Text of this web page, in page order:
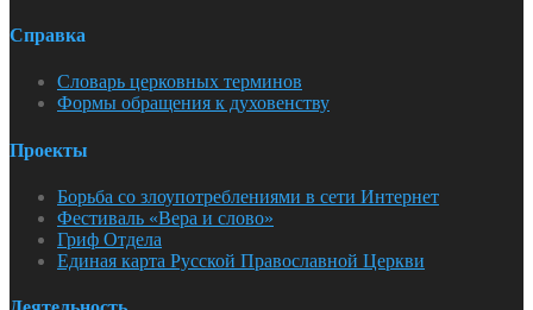
Справка
Словарь церковных терминов
Формы обращения к духовенству
Проекты
Борьба со злоупотреблениями в сети Интернет
Фестиваль «Вера и слово»
Гриф Отдела
Единая карта Русской Православной Церкви